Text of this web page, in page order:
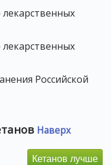
лекарственных
лекарственных
Российской
Наверх
Кетанов лучше